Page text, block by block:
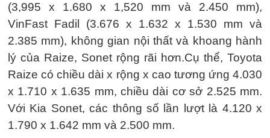
(3,995 x 1.680 x 1,520 mm và 2.450 mm),
VinFast Fadil (3.676 x 1.632 x 1.530 mm và
2.385 mm), không gian nội thất và khoang hành
lý của Raize, Sonet rộng rãi hơn.Cụ thể, Toyota
Raize có chiều dài x rộng x cao tương ứng 4.030
x 1.710 x 1.635 mm, chiều dài cơ sở 2.525 mm.
Với Kia Sonet, các thông số lần lượt là 4.120 x
1.790 x 1.642 mm và 2.500 mm.